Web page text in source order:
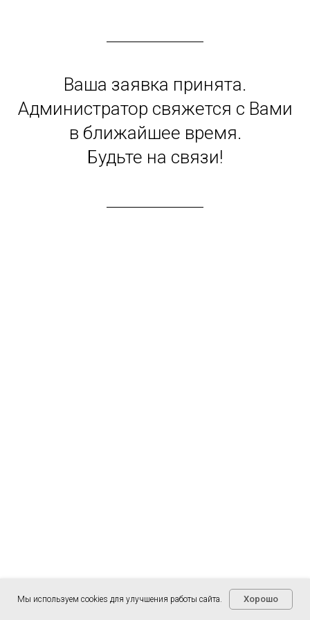
Ваша заявка принята.
Администратор свяжется с Вами
в ближайшее время.
Будьте на связи!
Мы используем cookies для улучшения работы сайта. Хорошо